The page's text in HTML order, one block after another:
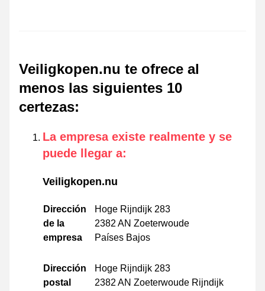
Veiligkopen.nu te ofrece al
menos las siguientes 10
certezas:
La empresa existe realmente y se
puede llegar a:
Veiligkopen.nu
Dirección
de la
empresa
Hoge Rijndijk 283
2382 AN Zoeterwoude
Países Bajos
Dirección
postal
Hoge Rijndijk 283
2382 AN Zoeterwoude Rijndijk